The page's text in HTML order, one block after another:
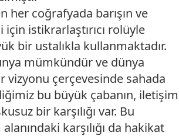
her coğrafyada barışın ve
istikrarlaştırıcı rolüyle
bir ustalıkla kullanmaktadır.
mümkündür ve dünya
vizyonu çerçevesinde sahada
bu büyük çabanın, iletişim
bir karşılığı var. Bu
karşılığı da hakikat